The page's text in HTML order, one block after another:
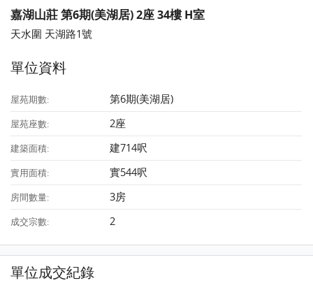
嘉湖山莊 第6期(美湖居) 2座 34樓 H室
天水圍 天湖路1號
單位資料
屋苑期數: 第6期(美湖居)
屋苑座數: 2座
建築面積: 建714呎
實用面積: 實544呎
房間數量: 3房
成交宗數: 2
單位成交紀錄